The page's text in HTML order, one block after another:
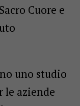
Cuore e
uno studio
le aziende